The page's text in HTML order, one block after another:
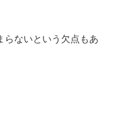
らないという欠点もあ